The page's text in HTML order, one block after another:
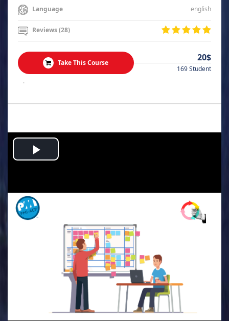
Language english
Reviews (28)
Take This Course 20$
169 Student
.
Play